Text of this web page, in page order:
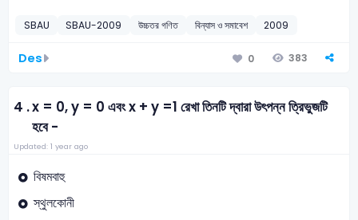
SBAU SBAU-2009 উচ্চতর গণিত বিন্যাস ও সমাবেশ 2009
Des 0 383
4 .x = 0, y = 0 এবং x + y =1 রেখা তিনটি দ্বারা উৎপন্ন ত্রিভুজটি
হবে -
Updated: 1 year ago
বিষমবাহু
স্থুলকোনী